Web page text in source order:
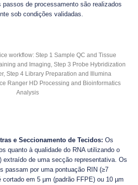
de processamento são realizados
sob condições validadas.
e Seccionamento de Tecidos: Os
quanto à qualidade do RNA utilizando o
extraído de uma secção representativa. Os
passam por uma pontuação RIN (≥7
em 5 µm (padrão FFPE) ou 10 µm